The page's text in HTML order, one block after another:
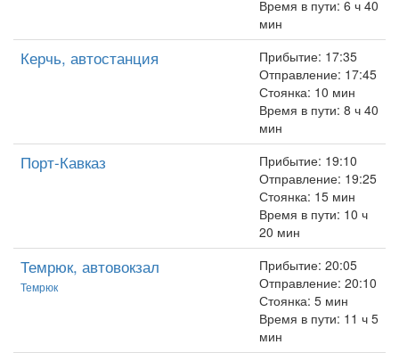
Время в пути: 6 ч 40
мин
Керчь, автостанция
Прибытие: 17:35
Отправление: 17:45
Стоянка: 10 мин
Время в пути: 8 ч 40
мин
Порт-Кавказ
Прибытие: 19:10
Отправление: 19:25
Стоянка: 15 мин
Время в пути: 10 ч
20 мин
Темрюк, автовокзал
Темрюк
Прибытие: 20:05
Отправление: 20:10
Стоянка: 5 мин
Время в пути: 11 ч 5
мин